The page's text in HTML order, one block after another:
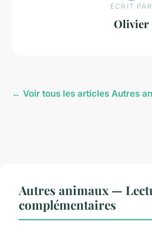
ECRIT PAR
Olivier
← Voir tous les articles Autres
Autres animaux —
complémentaires